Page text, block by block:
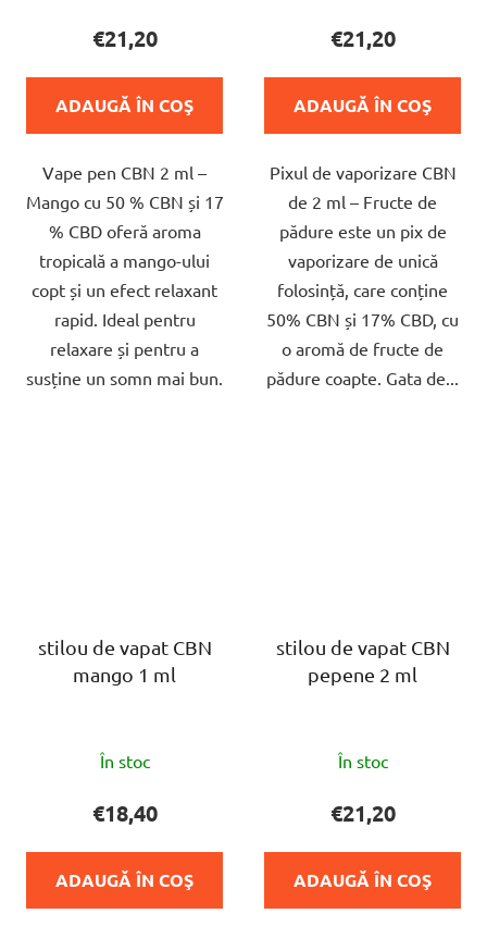
a
produsului
5,0
5
stele.
€21,20
ADAUGĂ ÎN COŞ
Vape pen CBN 2 ml –
Mango cu 50 % CBN și 17
% CBD oferă aroma
tropicală a mango-ului
copt și un efect relaxant
rapid. Ideal pentru
relaxare și pentru a
susține un somn mai bun.
a
produsului
5,0
5
stele.
€21,20
ADAUGĂ ÎN COŞ
Pixul de vaporizare CBN
de 2 ml – Fructe de
pădure este un pix de
vaporizare de unică
folosință, care conține
50% CBN și 17% CBD, cu
o aromă de fructe de
pădure coapte. Gata de...
stilou de vapat CBN
mango 1 ml
medie
produsului
este
5,0
În stoc
€18,40
ADAUGĂ ÎN COŞ
stilou de vapat CBN
pepene 2 ml
medie
produsului
este
5,0
În stoc
€21,20
ADAUGĂ ÎN COŞ